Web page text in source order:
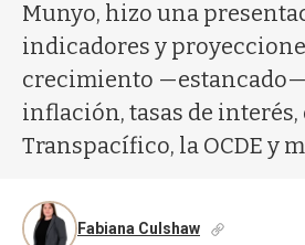
Munyo, hizo una
indicadores y
crecimiento —estancado—
inflación, tasas de
Transpacífico, la OCDE y
Fabiana Culshaw